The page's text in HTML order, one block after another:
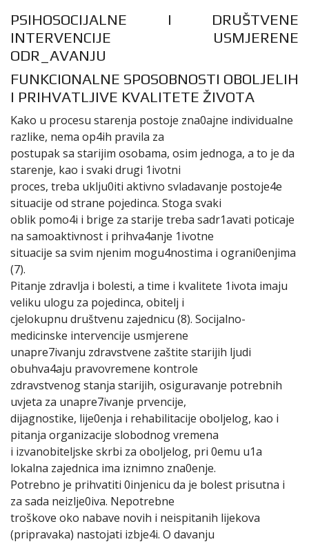
PSIHOSOCIJALNE I DRUŠTVENE
INTERVENCIJE USMJERENE
ODR_AVANJU
FUNKCIONALNE SPOSOBNOSTI OBOLJELIH
I PRIHVATLJIVE KVALITETE ŽIVOTA
Kako u procesu starenja postoje zna0ajne individualne
razlike, nema op4ih pravila za
postupak sa starijim osobama, osim jednoga, a to je da
starenje, kao i svaki drugi 1ivotni
proces, treba uklju0iti aktivno svladavanje postoje4e
situacije od strane pojedinca. Stoga svaki
oblik pomo4i i brige za starije treba sadr1avati poticaje
na samoaktivnost i prihva4anje 1ivotne
situacije sa svim njenim mogu4nostima i ograni0enjima
(7).
Pitanje zdravlja i bolesti, a time i kvalitete 1ivota imaju
veliku ulogu za pojedinca, obitelj i
cjelokupnu društvenu zajednicu (8). Socijalno-
medicinske intervencije usmjerene
unapre7ivanju zdravstvene zaštite starijih ljudi
obuhva4aju pravovremene kontrole
zdravstvenog stanja starijih, osiguravanje potrebnih
uvjeta za unapre7ivanje prvencije,
dijagnostike, lije0enja i rehabilitacije oboljelog, kao i
pitanja organizacije slobodnog vremena
i izvanobiteljske skrbi za oboljelog, pri 0emu u1a
lokalna zajednica ima iznimno zna0enje.
Potrebno je prihvatiti 0injenicu da je bolest prisutna i
za sada neizlje0iva. Nepotrebne
troškove oko nabave novih i neispitanih lijekova
(pripravaka) nastojati izbje4i. O davanju